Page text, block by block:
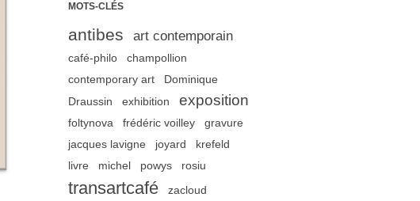
MOTS-CLÉS
antibes art contemporain
café-philo
champollion
contemporary art
Dominique
Draussin
exhibition exposition
foltynova frédéric voilley
gravure
jacques lavigne
joyard
krefeld
livre
michel powys rosiu
transartcafé zacloud